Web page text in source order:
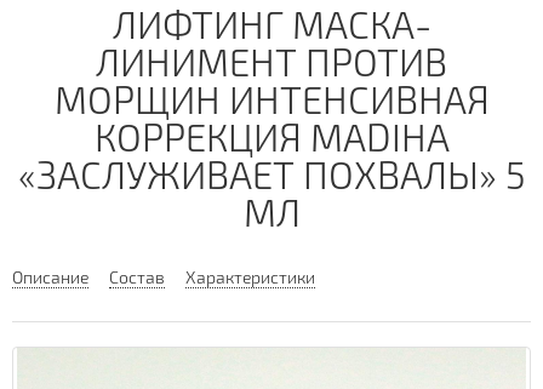
ЛИФТИНГ МАСКА-
ЛИНИМЕНТ ПРОТИВ
МОРЩИН ИНТЕНСИВНАЯ
КОРРЕКЦИЯ MADIHA
«ЗАСЛУЖИВАЕТ ПОХВАЛЫ» 5
МЛ
Описание Состав Характеристики